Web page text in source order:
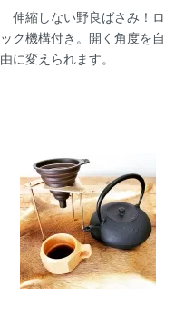
伸縮しない野良ばさみ！ロ
ック機構付き。開く角度を自
由に変えられます。